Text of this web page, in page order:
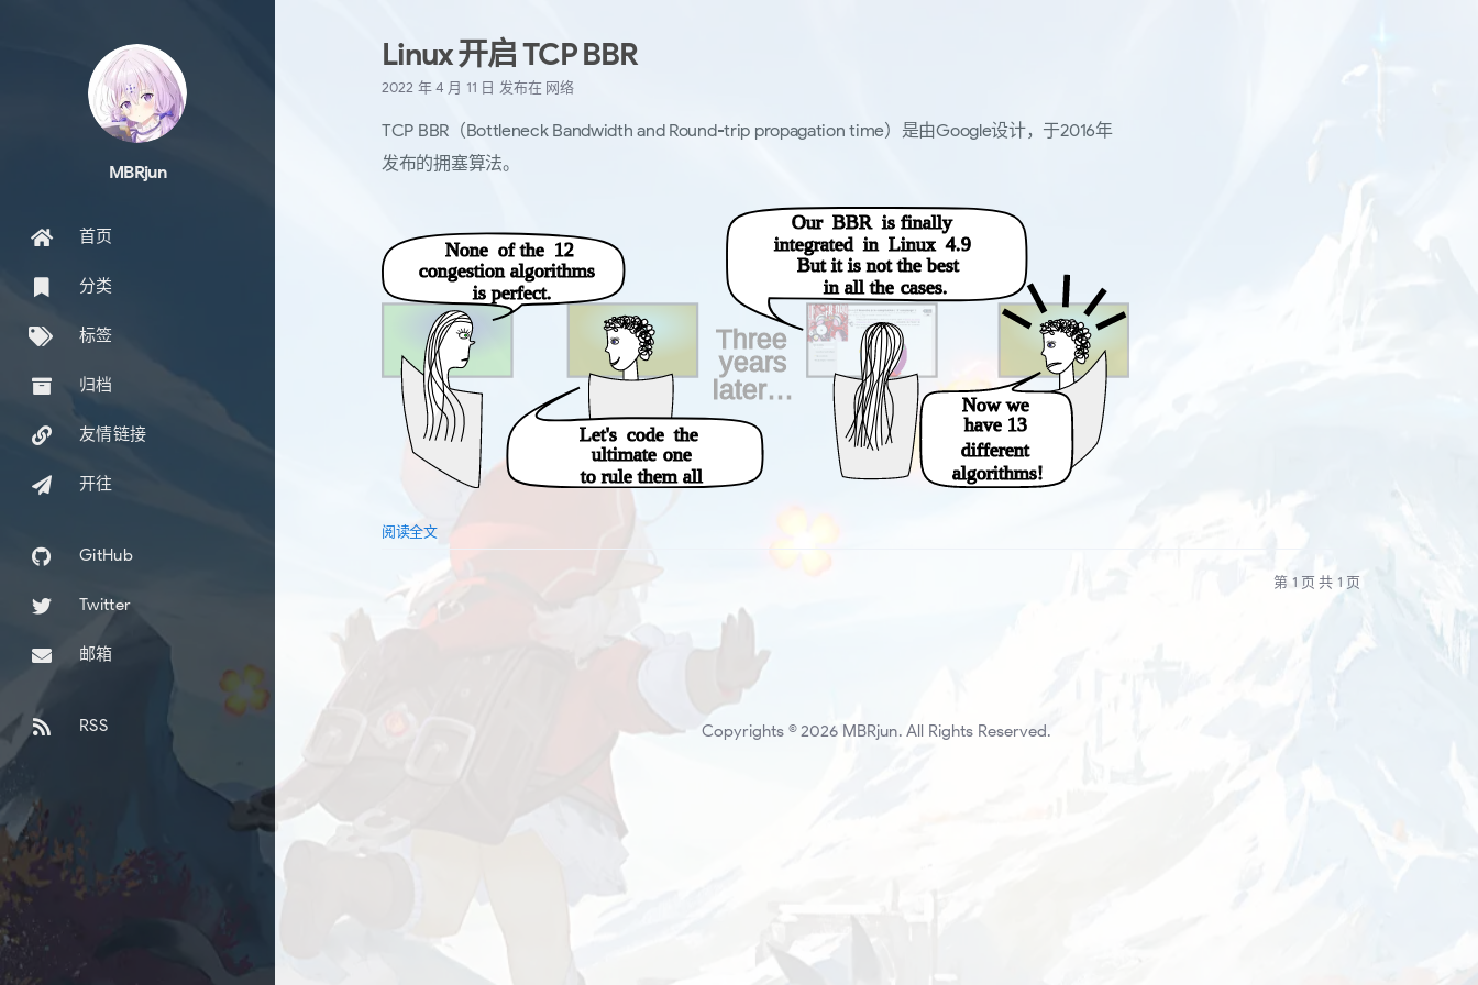
MBRjun
首页
分类
标签
归档
友情链接
开往
GitHub
Twitter
邮箱
RSS
Linux 开启 TCP BBR
2022 年 4 月 11 日 发布在 网络
TCP BBR（Bottleneck Bandwidth and Round-trip propagation time）是由Google设计，于2016年
发布的拥塞算法。
阅读全文
第 1 页 共 1 页
Copyrights © 2026 MBRjun. All Rights Reserved.